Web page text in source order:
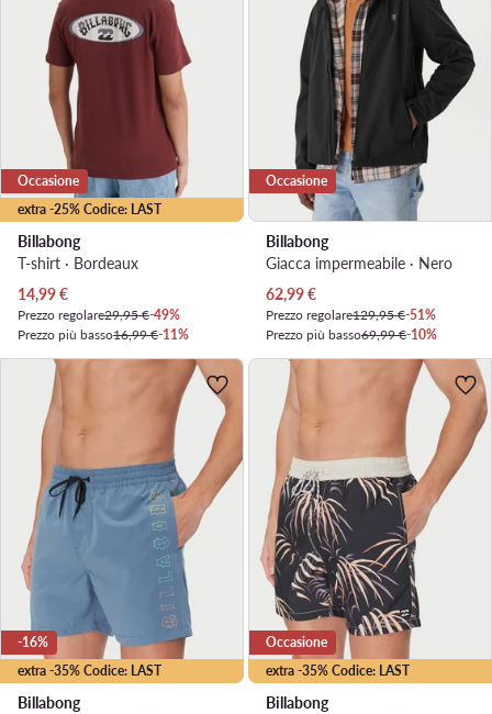
extra -25% Codice: LAST
Occasione
Billabong
T-shirt · Bordeaux
Prezzo attuale
14,99€
Prezzo regolare29,95 €-49%
Prezzo più basso16,99 €-11%
Occasione
Billabong
Giacca impermeabile · Nero
Prezzo attuale
62,99€
Prezzo regolare129,95 €-51%
Prezzo più basso69,99 €-10%
extra -35% Codice: LAST
-16%
Billabong
extra -35% Codice: LAST
Occasione
Billabong